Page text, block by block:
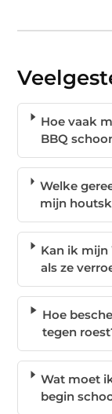
Hoe vaak
BBQ
Welke
mijn
Kan ik mijn
als ze
Hoe
tegen
Wat moet
begin